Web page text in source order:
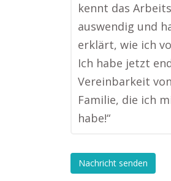
kennt das
auswendig und
erklärt, wie ich
Ich habe jetzt
Vereinbarkeit
Familie, die ich
habe!“
Nachricht senden